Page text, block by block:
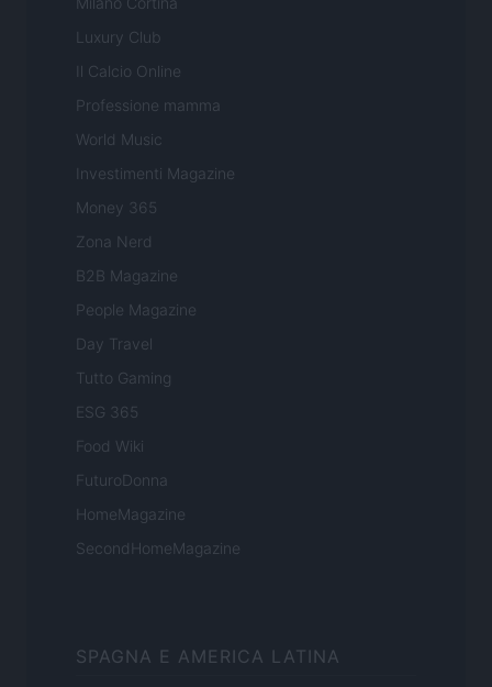
Luxury Club
Il Calcio Online
Professione mamma
World Music
Investimenti Magazine
Money 365
Zona Nerd
B2B Magazine
People Magazine
Day Travel
Tutto Gaming
ESG 365
Food Wiki
FuturoDonna
HomeMagazine
SecondHomeMagazine
SPAGNA E AMERICA LATINA